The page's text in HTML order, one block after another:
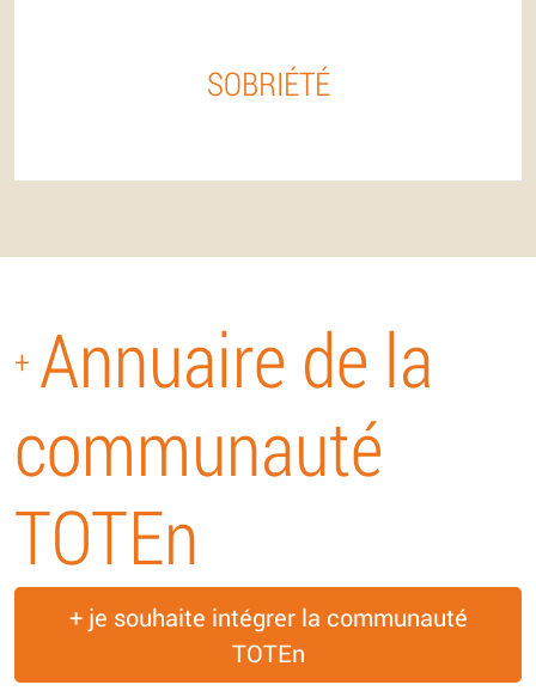
SOBRIÉTÉ
+ Annuaire de la
communauté
TOTEn
+ je souhaite intégrer la communauté
TOTEn